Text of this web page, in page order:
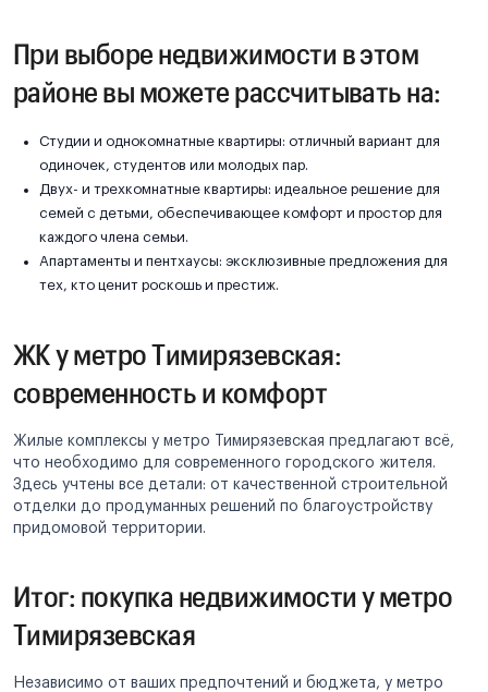
При выборе недвижимости в этом
районе вы можете рассчитывать на:
Студии и однокомнатные квартиры: отличный вариант для
одиночек, студентов или молодых пар.
Двух- и трехкомнатные квартиры: идеальное решение для
семей с детьми, обеспечивающее комфорт и простор для
каждого члена семьи.
Апартаменты и пентхаусы: эксклюзивные предложения для
тех, кто ценит роскошь и престиж.
ЖК у метро Тимирязевская:
современность и комфорт
Жилые комплексы у метро Тимирязевская предлагают всё,
что необходимо для современного городского жителя.
Здесь учтены все детали: от качественной строительной
отделки до продуманных решений по благоустройству
придомовой территории.
Итог: покупка недвижимости у метро
Тимирязевская
Независимо от ваших предпочтений и бюджета, у метро